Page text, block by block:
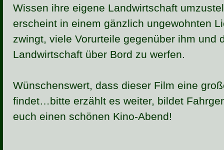
Wissen ihre eigene Landwirtschaft
erscheint in einem gänzlich ungewohnten
zwingt, viele Vorurteile gegenüber ihm und
Landwirtschaft über Bord zu werfen.
Wünschenswert, dass dieser Film eine
findet…bitte erzählt es weiter, bildet
euch einen schönen Kino-Abend!